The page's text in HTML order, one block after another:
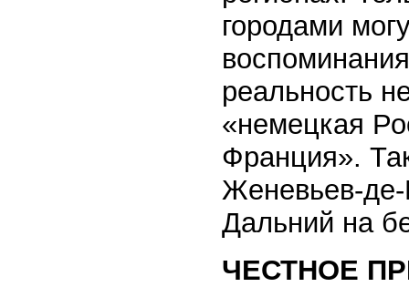
городами
реальность
«немецкая
Франция».
Женевьев-де-
Дальний на
ЧЕСТНОЕ